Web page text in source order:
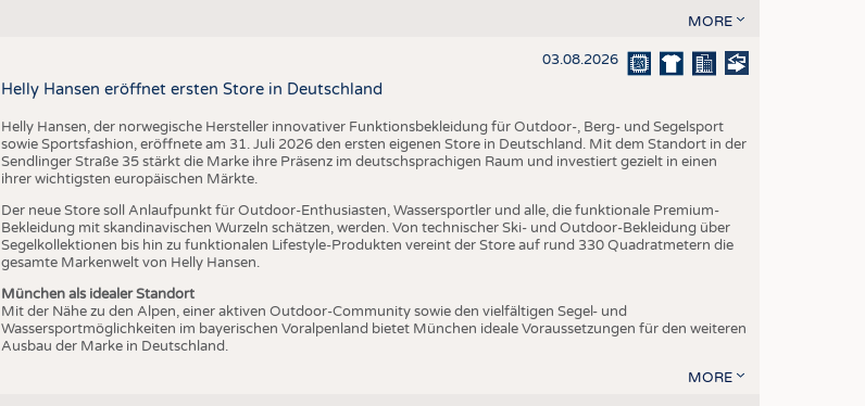
MORE
03.08.2026
Helly Hansen eröffnet ersten Store in Deutschland
Helly Hansen, der norwegische Hersteller innovativer Funktionsbekleidung für Outdoor-, Berg- und Segelsport
sowie Sportsfashion, eröffnete am 31. Juli 2026 den ersten eigenen Store in Deutschland. Mit dem Standort in der
Sendlinger Straße 35 stärkt die Marke ihre Präsenz im deutschsprachigen Raum und investiert gezielt in einen
ihrer wichtigsten europäischen Märkte.
Der neue Store soll Anlaufpunkt für Outdoor-Enthusiasten, Wassersportler und alle, die funktionale Premium-
Bekleidung mit skandinavischen Wurzeln schätzen, werden. Von technischer Ski- und Outdoor-Bekleidung über
Segelkollektionen bis hin zu funktionalen Lifestyle-Produkten vereint der Store auf rund 330 Quadratmetern die
gesamte Markenwelt von Helly Hansen.
München als idealer Standort
Mit der Nähe zu den Alpen, einer aktiven Outdoor-Community sowie den vielfältigen Segel- und
Wassersportmöglichkeiten im bayerischen Voralpenland bietet München ideale Voraussetzungen für den weiteren
Ausbau der Marke in Deutschland.
MORE